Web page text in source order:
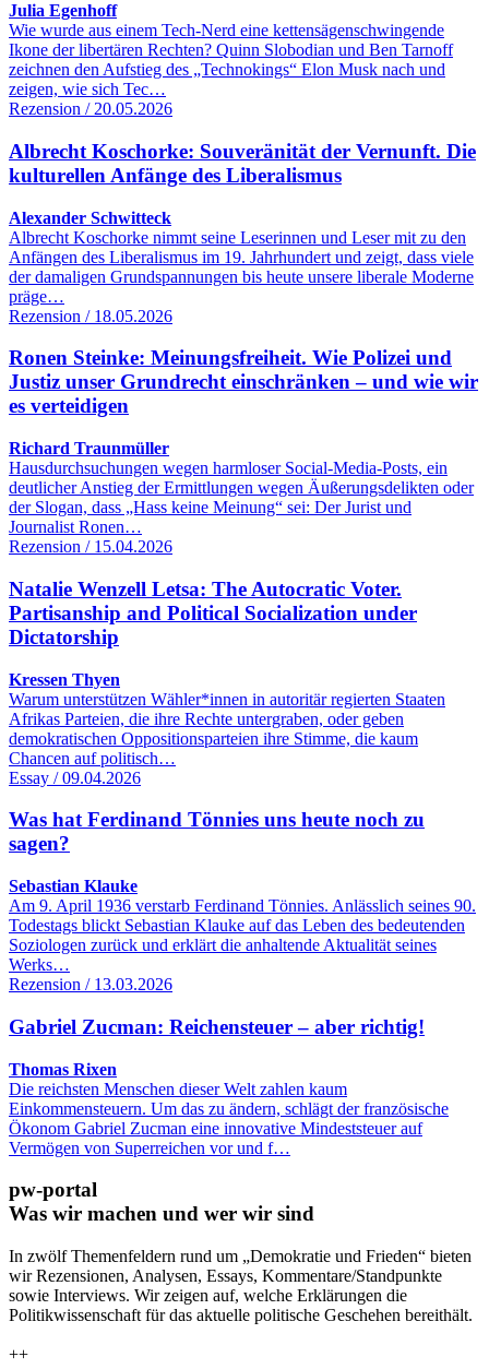
Julia Egenhoff
Wie wurde aus einem Tech-Nerd eine kettensägenschwingende
Ikone der libertären Rechten? Quinn Slobodian und Ben Tarnoff
zeichnen den Aufstieg des „Technokings“ Elon Musk nach und
zeigen, wie sich Tec…
Rezension / 20.05.2026
Albrecht Koschorke: Souveränität der Vernunft. Die
kulturellen Anfänge des Liberalismus
Alexander Schwitteck
Albrecht Koschorke nimmt seine Leserinnen und Leser mit zu den
Anfängen des Liberalismus im 19. Jahrhundert und zeigt, dass viele
der damaligen Grundspannungen bis heute unsere liberale Moderne
präge…
Rezension / 18.05.2026
Ronen Steinke: Meinungsfreiheit. Wie Polizei und
Justiz unser Grundrecht einschränken – und wie wir
es verteidigen
Richard Traunmüller
Hausdurchsuchungen wegen harmloser Social-Media-Posts, ein
deutlicher Anstieg der Ermittlungen wegen Äußerungsdelikten oder
der Slogan, dass „Hass keine Meinung“ sei: Der Jurist und
Journalist Ronen…
Rezension / 15.04.2026
Natalie Wenzell Letsa: The Autocratic Voter.
Partisanship and Political Socialization under
Dictatorship
Kressen Thyen
Warum unterstützen Wähler*innen in autoritär regierten Staaten
Afrikas Parteien, die ihre Rechte untergraben, oder geben
demokratischen Oppositionsparteien ihre Stimme, die kaum
Chancen auf politisch…
Essay / 09.04.2026
Was hat Ferdinand Tönnies uns heute noch zu
sagen?
Sebastian Klauke
Am 9. April 1936 verstarb Ferdinand Tönnies. Anlässlich seines 90.
Todestags blickt Sebastian Klauke auf das Leben des bedeutenden
Soziologen zurück und erklärt die anhaltende Aktualität seines
Werks…
Rezension / 13.03.2026
Gabriel Zucman: Reichensteuer – aber richtig!
Thomas Rixen
Die reichsten Menschen dieser Welt zahlen kaum
Einkommensteuern. Um das zu ändern, schlägt der französische
Ökonom Gabriel Zucman eine innovative Mindeststeuer auf
Vermögen von Superreichen vor und f…
pw-portal
Was wir machen und wer wir sind
In zwölf Themenfeldern rund um „Demokratie und Frieden“ bieten
wir Rezensionen, Analysen, Essays, Kommentare/Standpunkte
sowie Interviews. Wir zeigen auf, welche Erklärungen die
Politikwissenschaft für das aktuelle politische Geschehen bereithält.
++